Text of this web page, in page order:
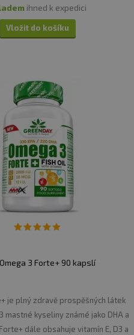
ihned k expedici
Vložit do košíku
3 Forte+ 90 kapslí
je plný zdravě prospěšných látek
mastné kyseliny známé jako DHA a
dále obsahuje vitamín E, D3 a